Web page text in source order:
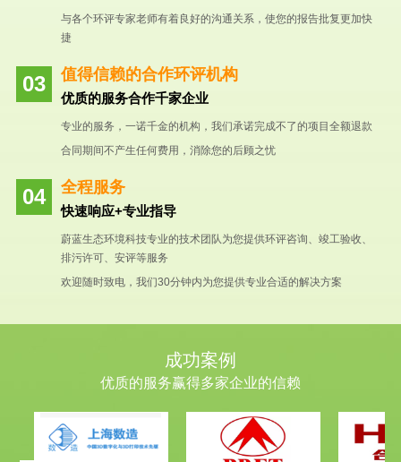
与各个环评专家老师有着良好的沟通关系，使您的报告批复更加快
捷
值得信赖的合作环评机构
优质的服务合作千家企业
专业的服务，一诺千金的机构，我们承诺完成不了的项目全额退款
合同期间不产生任何费用，消除您的后顾之忧
全程服务
快速响应+专业指导
蔚蓝生态环境科技专业的技术团队为您提供环评咨询、竣工验收、
排污许可、安评等服务
欢迎随时致电，我们30分钟内为您提供专业合适的解决方案
成功案例
优质的服务赢得多家企业的信赖